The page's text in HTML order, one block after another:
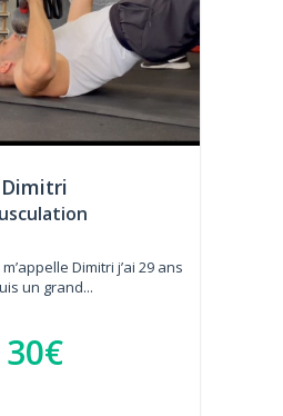
Dimitri
Dimitri j’ai 29 ans
un grand...
30€